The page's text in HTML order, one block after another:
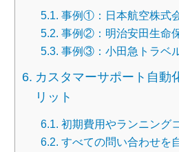
事例①：日本航空株式
事例②：明治安田生命
事例③：小田急トラベ
カスタマーサポート自動
リット
初期費用やランニング
すべての問い合わせを